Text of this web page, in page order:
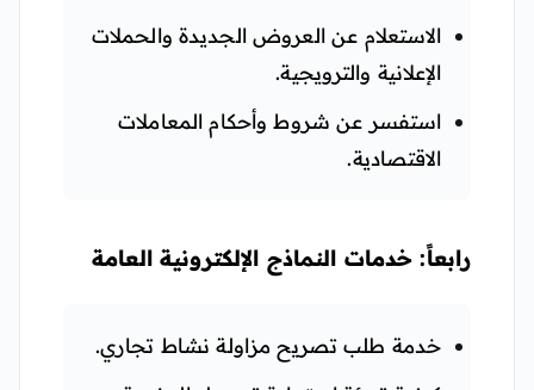
الاستعلام عن العروض الجديدة والحملات
الإعلانية والترويجية.
استفسر عن شروط وأحكام المعاملات
الاقتصادية.
رابعاً: خدمات النماذج الإلكترونية العامة
خدمة طلب تصريح مزاولة نشاط تجاري.